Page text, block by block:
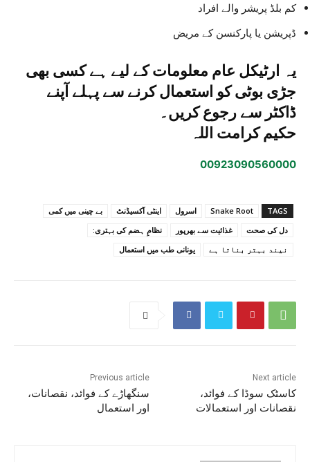
کم بلڈ پریشر والے افراد
ڈپریشن یا پارکنسن کے مریض
یہ ارٹیکل عام معلومات کے لیے ہے کسی بھی
جڑی بوٹی کو استعمال کرنے سے پہلے آپنے
ڈاکٹر سے رجوع کریں۔
حکیم کرامت اللہ
00923090560000
TAGS
Snake Root اسرول اینٹی آکسیڈنٹ
بے چینی میں کمی
دل کی صحت
غذائیت سے بھرپور
نظامِ ہضم کی بہتری:
نیند بہتر بناتا ہے
یونانی طب میں استعمال
Previous article
سنگھاڑے کے فوائد، نقصانات،
اور استعمال
Next article
کاسٹک سوڈا کے فوائد،
نقصانات اور استعمالات